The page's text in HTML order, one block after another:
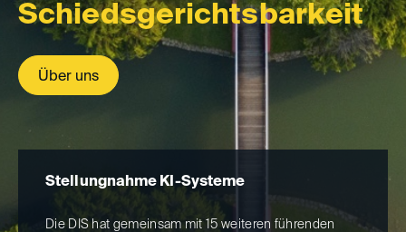
Schie­dsgerichts­bar­keit
Über uns
Stellungnahme KI-Systeme
Die DIS hat gemeinsam mit 15 weiteren führenden